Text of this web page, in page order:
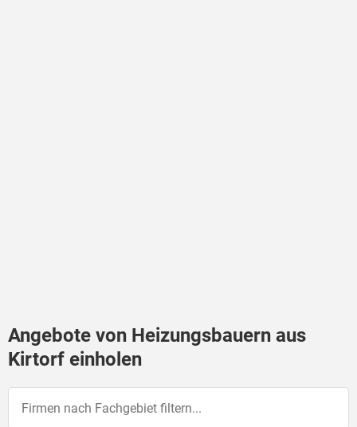
Angebote von Heizungsbauern aus
Kirtorf einholen